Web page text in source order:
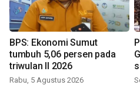
BPS: Ekonomi Sumut
tumbuh 5,06 persen pada
triwulan II 2026
Rabu, 5 Agustus 2026